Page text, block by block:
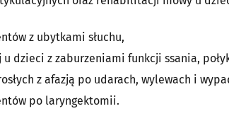
z ubytkami słuchu,
dzieci z zaburzeniami funkcji ssania,
z afazją po udarach, wylewach i
po laryngektomii.